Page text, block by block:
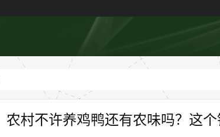
农村不许养鸡鸭还有农味吗？这